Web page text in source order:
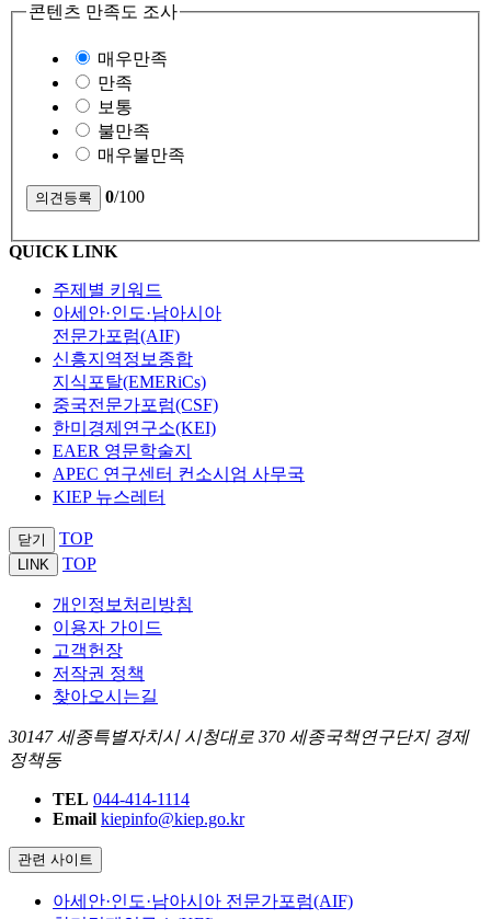
콘텐츠 만족도 조사
매우만족
만족
보통
불만족
매우불만족
0/100
QUICK LINK
주제별 키워드
아세안·인도·남아시아
전문가포럼(AIF)
신흥지역정보종합
지식포탈(EMERiCs)
중국전문가포럼(CSF)
한미경제연구소(KEI)
EAER 영문학술지
APEC 연구센터 컨소시엄 사무국
KIEP 뉴스레터
닫기 TOP
LINK TOP
개인정보처리방침
이용자 가이드
고객헌장
저작권 정책
찾아오시는길
30147 세종특별자치시 시청대로 370 세종국책연구단지 경제
정책동
TEL 044-414-1114
Email kiepinfo@kiep.go.kr
관련 사이트
아세안·인도·남아시아 전문가포럼(AIF)